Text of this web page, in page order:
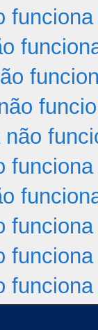
funciona
funciona
funciona
funciona
funciona